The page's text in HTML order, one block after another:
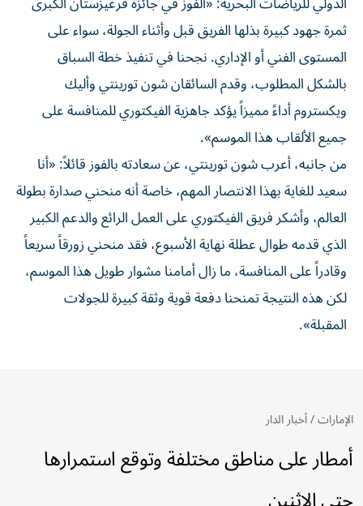
ثمرة جهود كبيرة بذلها الفريق قبل وأثناء الجولة، سواء على
المستوى الفني أو الإداري. نجحنا في تنفيذ خطة السباق
بالشكل المطلوب، وقدم السائقان شون تورينتي وأليك
ويكستروم أداءً مميزاً يؤكد جاهزية الفيكتوري للمنافسة على
جميع الألقاب هذا الموسم».
من جانبه، أعرب شون تورينتي، عن سعادته بالفوز قائلاً: «أنا
سعيد للغاية بهذا الانتصار المهم، خاصة أنه منحني صدارة بطولة
العالم، وأشكر فريق الفيكتوري على العمل الرائع والدعم الكبير
الذي قدمه طوال عطلة نهاية الأسبوع، فقد منحني زورقاً سريعاً
وقادراً على المنافسة، ما زال أمامنا مشوار طويل هذا الموسم،
لكن هذه النتيجة تمنحنا دفعة قوية وثقة كبيرة للجولات
المقبلة».
الإمارات/أخبار الدار
أمطار على مناطق مختلفة وتوقع استمرارها